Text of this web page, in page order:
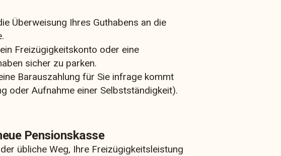
Überweisung Ihres Guthabens an die
Freizügigkeitskonto oder eine
sicher zu parken.
Barauszahlung für Sie infrage kommt
oder Aufnahme einer Selbstständigkeit).
Pensionskasse
übliche Weg, Ihre Freizügigkeitsleistung